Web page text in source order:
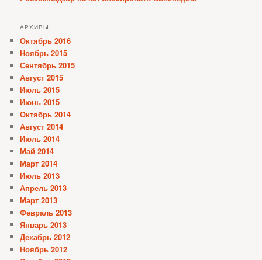
АРХИВЫ
Октябрь 2016
Ноябрь 2015
Сентябрь 2015
Август 2015
Июль 2015
Июнь 2015
Октябрь 2014
Август 2014
Июль 2014
Май 2014
Март 2014
Июль 2013
Апрель 2013
Март 2013
Февраль 2013
Январь 2013
Декабрь 2012
Ноябрь 2012